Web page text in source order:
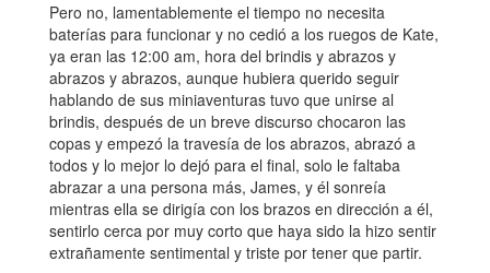
Pero no, lamentablemente el tiempo no necesita
baterías para funcionar y no cedió a los ruegos de Kate,
ya eran las 12:00 am, hora del brindis y abrazos y
abrazos y abrazos, aunque hubiera querido seguir
hablando de sus miniaventuras tuvo que unirse al
brindis, después de un breve discurso chocaron las
copas y empezó la travesía de los abrazos, abrazó a
todos y lo mejor lo dejó para el final, solo le faltaba
abrazar a una persona más, James, y él sonreía
mientras ella se dirigía con los brazos en dirección a él,
sentirlo cerca por muy corto que haya sido la hizo sentir
extrañamente sentimental y triste por tener que partir.